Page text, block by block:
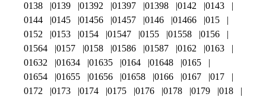
0138
0139 01392 01397 01398 0142
0143
0144
0145 01456 01457 0146 01466
015
0152
0153 0154 01547 0155 01558
0156
01564
0157 0158 01586 01587 0162
0163
01632
01634 01635 0164 01648
0165
01654
01655 01656 01658 0166 0167
017
0172
0173 0174 0175 0176 0178 0179
018